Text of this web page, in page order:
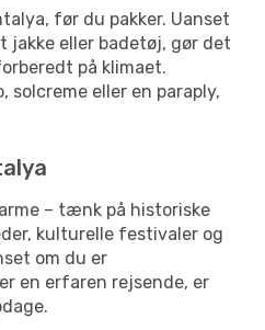
før du pakker. Uanset
jakke eller badetøj, gør det
på klimaet.
solcreme eller en paraply,
– tænk på historiske
kulturelle festivaler og
om du er
en erfaren rejsende, er